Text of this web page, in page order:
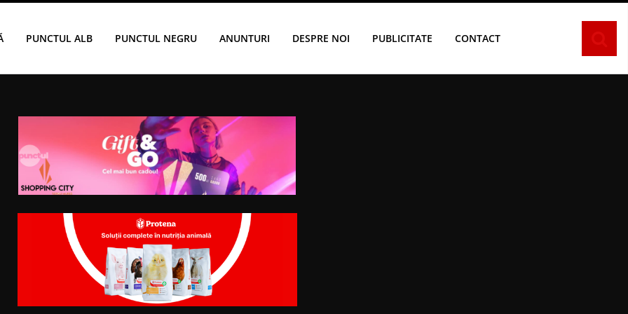
PUNCTUL ALB PUNCTUL NEGRU ANUNTURI DESPRE NOI PUBLICITATE CONTACT